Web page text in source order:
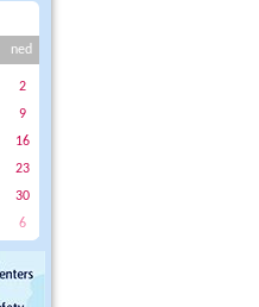
ned
2
9
16
23
30
6